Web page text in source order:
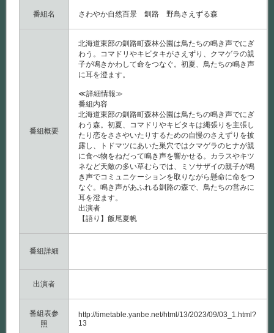
番組名 さわやか自然百景 釧路 野鳥さえずる森
番組概要
北海道東部の釧路町森林公園は鳥たちの鳴き声でにぎ
わう。コマドリやキビタキがさえずり、クマゲラの親
子が鳴きかわして命をつなぐ。初夏、鳥たちの鳴き声
に耳を澄ます。
≪詳細情報≫
番組内容
北海道東部の釧路町森林公園は鳥たちの鳴き声でにぎ
わう森。初夏、コマドリやキビタキは縄張りを主張し
たり恋をささやいたりするための自慢のさえずりを披
露し、トドマツにあいた巣穴ではクマゲラのヒナが親
に食べ物をねだって鳴き声を響かせる。カラスやキツ
ネなど天敵の多い草むらでは、ミソサザイの親子が鳴
き声でコミュニケーションを取りながら懸命に命をつ
なぐ。鳴き声があふれる釧路の森で、鳥たちの営みに
耳を澄ます。
出演者
【語り】飯尾夏帆
番組詳細
出演者
番組表参
照
http://timetable.yanbe.net/html/13/2023/09/03_1.html?
13